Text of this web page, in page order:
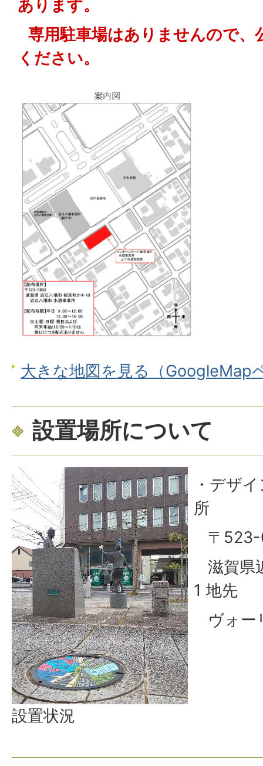
あります。
専用駐車場はありませんので、
ください。
大きな地図を見る（GoogleMap
設置場所について
設置状況
・デザ
所
〒
滋賀県
1 地先
ヴォー